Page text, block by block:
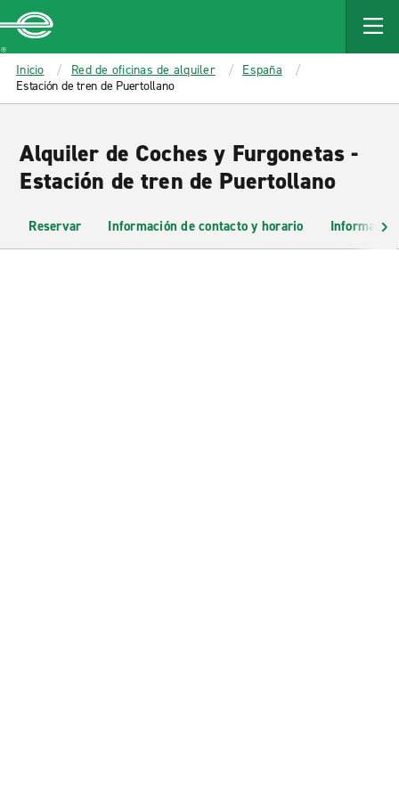
MAIN
CONTENT
Enterprise
Inicio Red de oficinas de alquiler
España
Estación de tren de Puertollano
Alquiler de Coches y Furgonetas -
Estación de tren de Puertollano
Reservar Información de contacto y horario